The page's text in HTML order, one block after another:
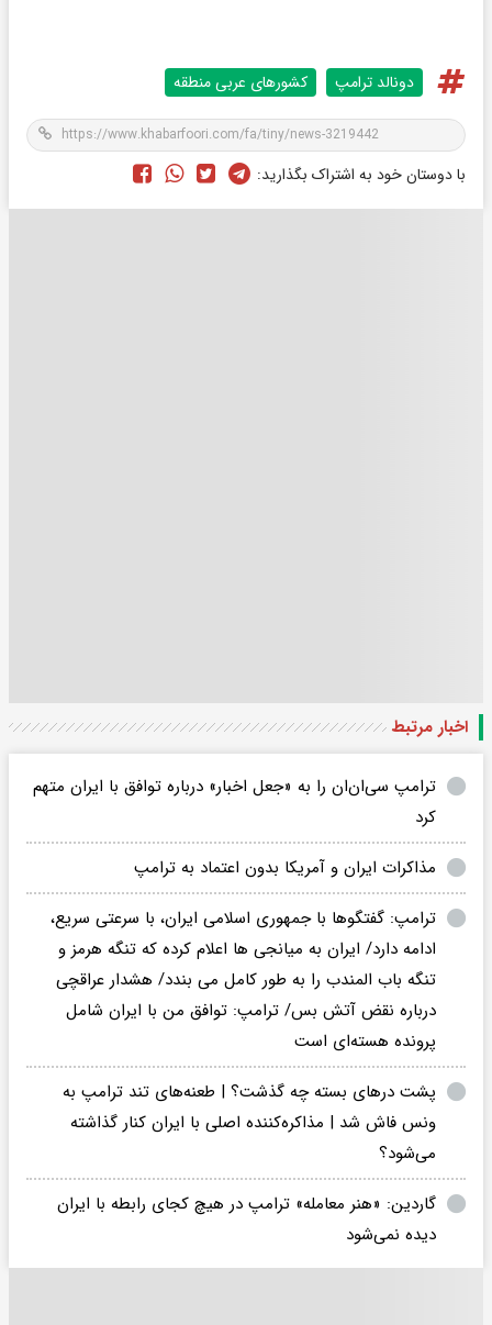
دونالد ترامپ کشورهای عربی منطقه
با دوستان خود به اشتراک بگذارید:
اخبار مرتبط
ترامپ سی‌ان‌ان را به «جعل اخبار» درباره توافق با ایران متهم
کرد
مذاکرات ایران و آمریکا بدون اعتماد به ترامپ
ترامپ: گفتگوها با جمهوری اسلامی ایران، با سرعتی سریع،
ادامه دارد/ ایران به میانجی ها اعلام کرده که تنگه هرمز و
تنگه باب المندب را به طور کامل می بندد/ هشدار عراقچی
درباره نقض آتش بس/ ترامپ: توافق من با ایران شامل
پرونده هسته‌ای است
پشت درهای بسته چه گذشت؟ | طعنه‌های تند ترامپ به
ونس فاش شد | مذاکره‌کننده اصلی با ایران کنار گذاشته
می‌شود؟
گاردین: «هنر معامله» ترامپ در هیچ کجای رابطه با ایران
دیده نمی‌شود